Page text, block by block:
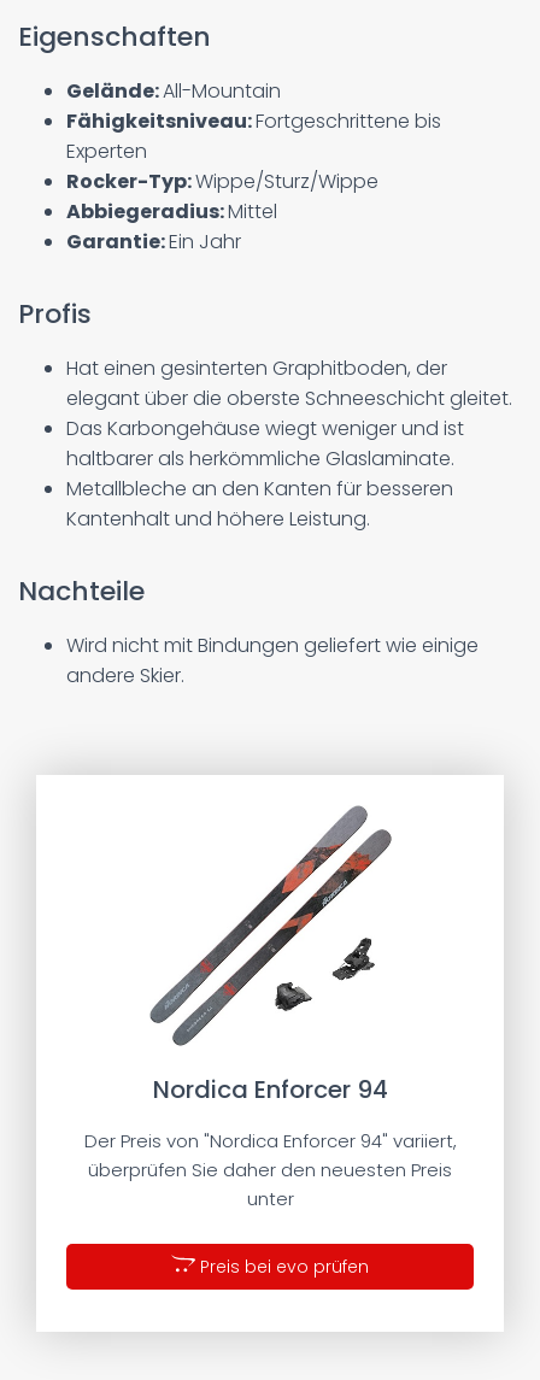
Eigenschaften
Gelände:All-Mountain
Fähigkeitsniveau:Fortgeschrittene bis
Experten
Rocker-Typ:Wippe/Sturz/Wippe
Abbiegeradius:Mittel
Garantie:Ein Jahr
Profis
Hat einen gesinterten Graphitboden, der
elegant über die oberste Schneeschicht gleitet.
Das Karbongehäuse wiegt weniger und ist
haltbarer als herkömmliche Glaslaminate.
Metallbleche an den Kanten für besseren
Kantenhalt und höhere Leistung.
Nachteile
Wird nicht mit Bindungen geliefert wie einige
andere Skier.
Nordica Enforcer 94
Der Preis von "Nordica Enforcer 94" variiert,
überprüfen Sie daher den neuesten Preis
unter
Preis bei evo prüfen